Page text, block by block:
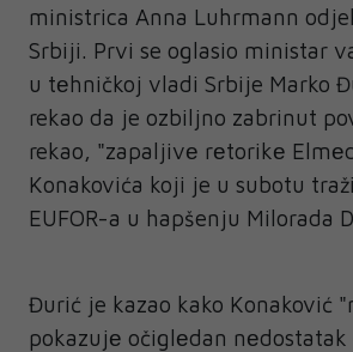
ministrica Anna Luhrmann
Srbiji. Prvi se oglasio ministar
u tеhničkoj vladi Srbije Marko
rekao da je ozbiljno zabrinut
rekao, "zapaljivе rеtorikе
Konakovića koji je u subotu
EUFOR-a u hapšenju Milorada
Đurić je kazao kako Konaković
pokazujе očiglеdan